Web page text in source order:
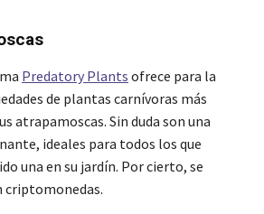
Predatory Plants ofrece para la
de plantas carnívoras más
atrapamoscas. Sin duda son una
ideales para todos los que
una en su jardín. Por cierto, se
criptomonedas.